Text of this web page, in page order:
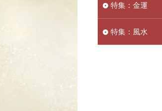
特集：金運
特集：風水